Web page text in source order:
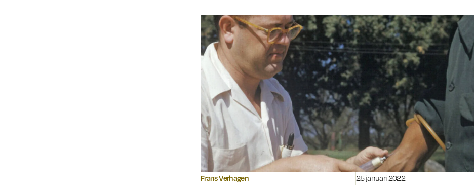
Frans Verhagen
Gepubliceerd op:
25 januari 2022